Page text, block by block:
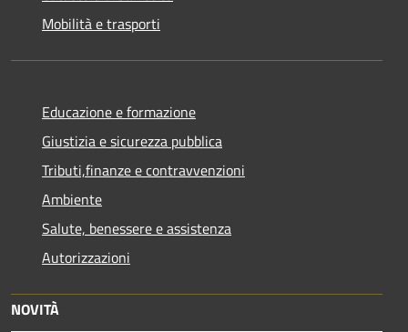
Mobilità e trasporti
Educazione e formazione
Giustizia e sicurezza pubblica
Tributi,finanze e contravvenzioni
Ambiente
Salute, benessere e assistenza
Autorizzazioni
NOVITÀ